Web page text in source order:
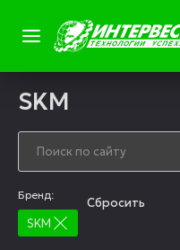
SKM
Бренд:
SKM
Cбросить